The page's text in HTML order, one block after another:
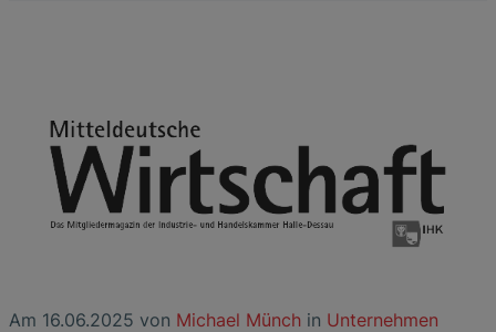
Am 16.06.2025 von Michael Münch in Unternehmen